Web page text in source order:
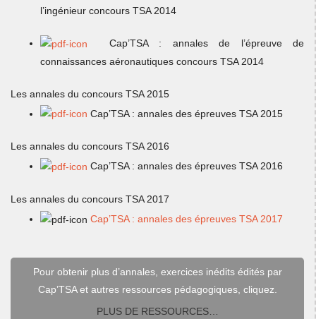
l’ingénieur concours TSA 2014
Cap’TSA : annales de l’épreuve de
connaissances aéronautiques concours TSA 2014
Les annales du concours TSA 2015
Cap’TSA : annales des épreuves TSA 2015
Les annales du concours TSA 2016
Cap’TSA : annales des épreuves TSA 2016
Les annales du concours TSA 2017
Cap’TSA : annales des épreuves TSA 2017
Pour obtenir plus d’annales, exercices inédits édités par
Cap’TSA et autres ressources pédagogiques, cliquez.
PLUS DE RESSOURCES…